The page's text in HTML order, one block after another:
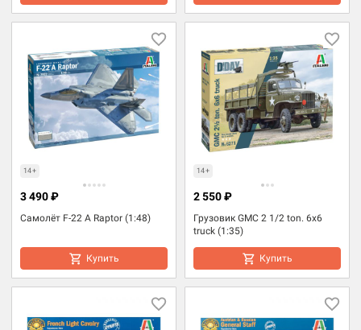
14+
Самолёт F-22 A Raptor (1:48)
3 490 ₽
Купить
14+
Грузовик GMC 2 1/2 ton. 6x6
truck (1:35)
2 550 ₽
Купить